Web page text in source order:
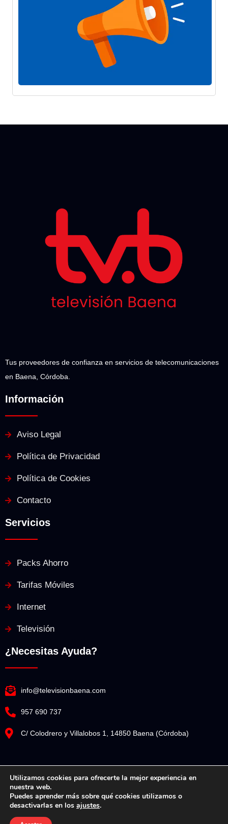
Tus proveedores de confianza en servicios de telecomunicaciones
en Baena, Córdoba.
Información
Aviso Legal
Política de Privacidad
Política de Cookies
Contacto
Servicios
Packs Ahorro
Tarifas Móviles
Internet
Televisión
¿Necesitas Ayuda?
info@televisionbaena.com
957 690 737
C/ Colodrero y Villalobos 1, 14850 Baena (Córdoba)
Televisión Baena© Copyright 2025. Todos los derechos reservados.
Utilizamos cookies para ofrecerte la mejor experiencia en
nuestra web.
Puedes aprender más sobre qué cookies utilizamos o
desactivarlas en los ajustes.